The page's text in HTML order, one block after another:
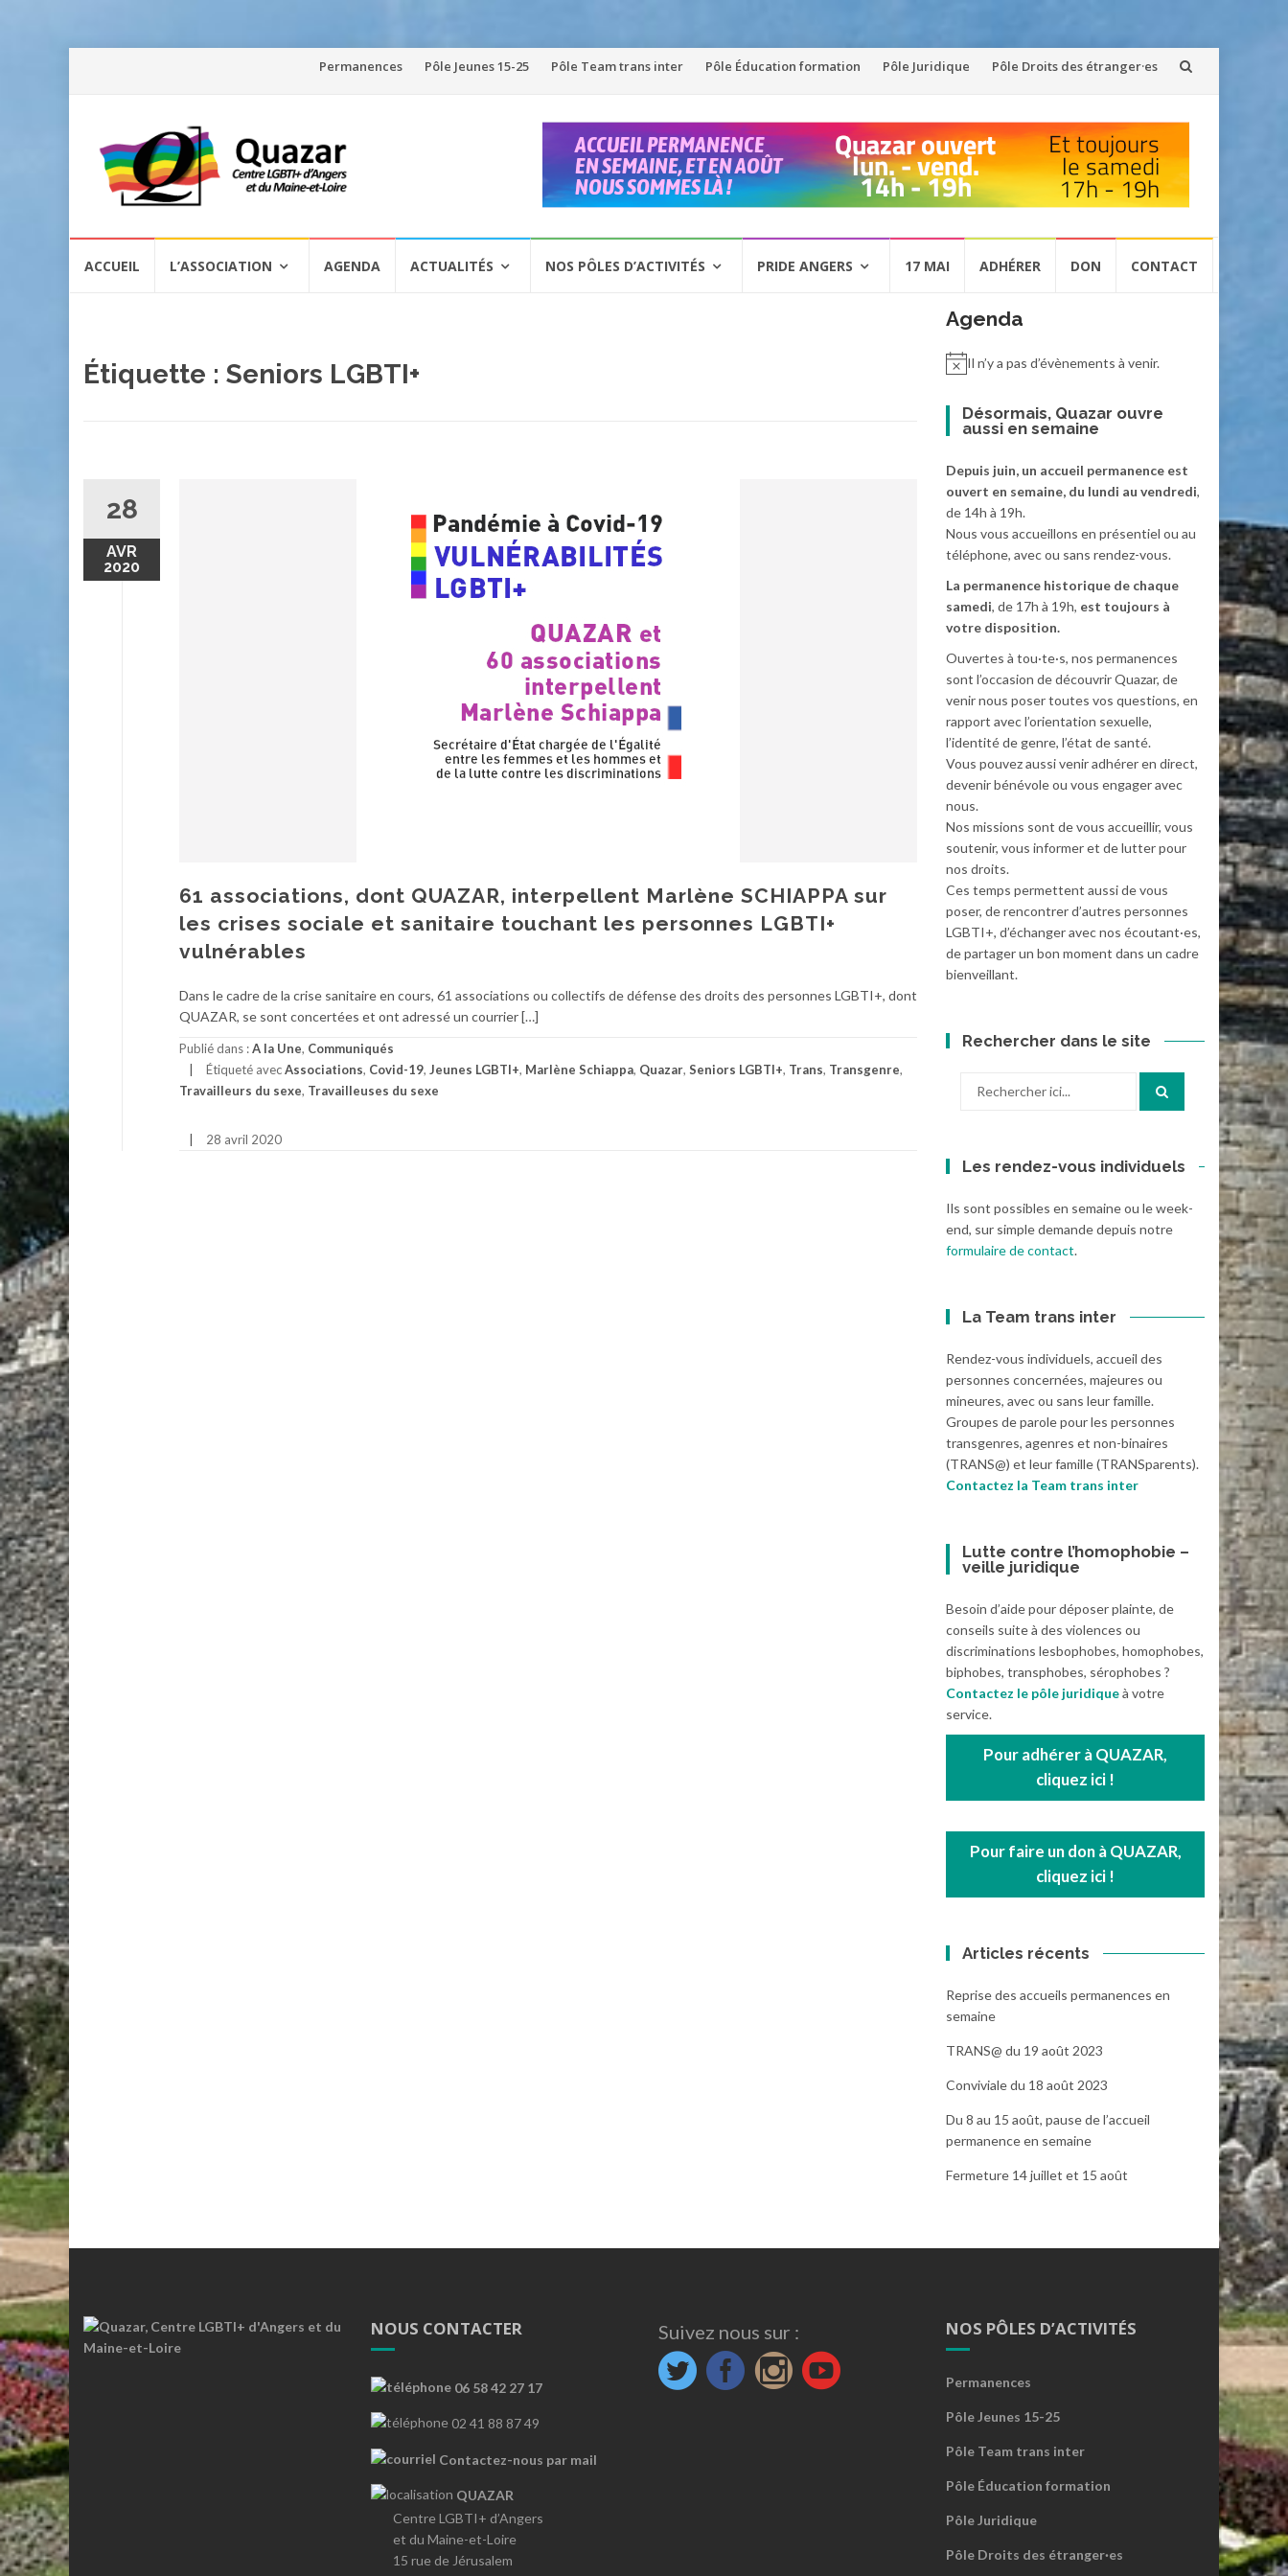
Aller
Permanences Pôle Jeunes 15-25 Pôle Team trans inter Pôle Éducation formation Pôle Juridique Pôle Droits des étranger·es
ACCUEIL L’ASSOCIATION AGENDA ACTUALITÉS NOS PÔLES D’ACTIVITÉS PRIDE ANGERS 17 MAI ADHÉRER DON CONTACT
Étiquette : Seniors LGBTI+
28
AVR
2020
61 associations, dont QUAZAR, interpellent Marlène SCHIAPPA sur
les crises sociale et sanitaire touchant les personnes LGBTI+
vulnérables
Dans le cadre de la crise sanitaire en cours, 61 associations ou collectifs de défense des droits des personnes LGBTI+, dont
QUAZAR, se sont concertées et ont adressé un courrier […]
Publié dans :A la Une, Communiqués
Étiqueté avecAssociations, Covid-19, Jeunes LGBTI+, Marlène Schiappa, Quazar, Seniors LGBTI+, Trans, Transgenre,
Travailleurs du sexe, Travailleuses du sexe
28 avril 2020
Agenda
Il n’y a pas d’évènements à venir.
Désormais, Quazar ouvre
aussi en semaine
Depuis juin, un accueil permanence est
ouvert en semaine, du lundi au vendredi,
de 14h à 19h.
Nous vous accueillons en présentiel ou au
téléphone, avec ou sans rendez-vous.
La permanence historique de chaque
samedi, de 17h à 19h, est toujours à
votre disposition.
Ouvertes à tou·te·s, nos permanences
sont l’occasion de découvrir Quazar, de
venir nous poser toutes vos questions, en
rapport avec l’orientation sexuelle,
l’identité de genre, l’état de santé.
Vous pouvez aussi venir adhérer en direct,
devenir bénévole ou vous engager avec
nous.
Nos missions sont de vous accueillir, vous
soutenir, vous informer et de lutter pour
nos droits.
Ces temps permettent aussi de vous
poser, de rencontrer d’autres personnes
LGBTI+, d’échanger avec nos écoutant·es,
de partager un bon moment dans un cadre
bienveillant.
Rechercher dans le site
Les rendez-vous individuels
Ils sont possibles en semaine ou le week-
end, sur simple demande depuis notre
formulaire de contact.
La Team trans inter
Rendez-vous individuels, accueil des
personnes concernées, majeures ou
mineures, avec ou sans leur famille.
Groupes de parole pour les personnes
transgenres, agenres et non-binaires
(TRANS@) et leur famille (TRANSparents).
Contactez la Team trans inter
Lutte contre l’homophobie –
veille juridique
Besoin d’aide pour déposer plainte, de
conseils suite à des violences ou
discriminations lesbophobes, homophobes,
biphobes, transphobes, sérophobes ?
Contactez le pôle juridiqueà votre
service.
Pour adhérer à QUAZAR,
cliquez ici !
Pour faire un don à QUAZAR,
cliquez ici !
Articles récents
Reprise des accueils permanences en
semaine
TRANS@ du 19 août 2023
Conviviale du 18 août 2023
Du 8 au 15 août, pause de l’accueil
permanence en semaine
Fermeture 14 juillet et 15 août
NOUS CONTACTER
06 58 42 27 17
02 41 88 87 49
Contactez-nous par mail
QUAZAR
Centre LGBTI+ d’Angers
et du Maine-et-Loire
15 rue de Jérusalem
Suivez nous sur : NOS PÔLES D’ACTIVITÉS
Permanences
Pôle Jeunes 15-25
Pôle Team trans inter
Pôle Éducation formation
Pôle Juridique
Pôle Droits des étranger·es